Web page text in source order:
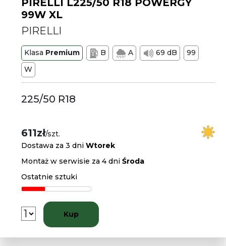
PIRELLI L225/50 R18 POWERGY
99W XL
PIRELLI
Klasa Premium B A 69 dB
99
W
225/50 R18
611zł/szt.
Dostawa za 3 dniWtorek
Montaż w serwisie za 4 dniŚroda
Ostatnie sztuki
Kup